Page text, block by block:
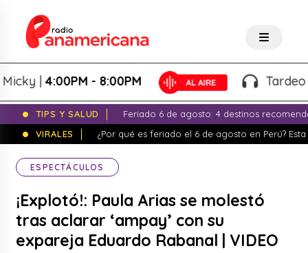
|4:00PM - 8:00PM Tardeo
TIPS Y SALUD
Feriado 6 de agosto: 4 destinos
VIRALES
¿Por qué es feriado el 6 de agosto en Perú?
ESPECTÁCULOS
¡Explotó!: Paula Arias se molestó
tras aclarar ‘ampay’ con su
expareja Eduardo Rabanal | VIDEO